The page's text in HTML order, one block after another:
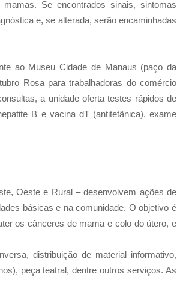
Se encontrados sinais, sintomas
e, se alterada, serão encaminhadas
ao Museu Cidade de Manaus (paço da
Rosa para trabalhadoras do comércio
a unidade oferta testes rápidos de
B e vacina dT (antitetânica), exame
Oeste e Rural – desenvolvem ações de
básicas e na comunidade. O objetivo é
os cânceres de mama e colo do útero, e
distribuição de material informativo,
peça teatral, dentre outros serviços. As